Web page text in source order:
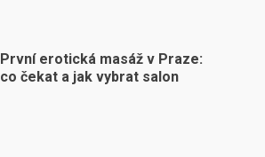
První erotická masáž v Praze:
co čekat a jak vybrat salon